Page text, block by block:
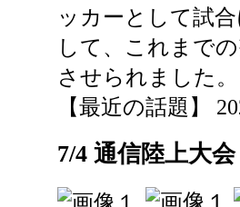
ッカーとして試
して、これまで
させられました。
【最近の話題】
7/4 通信陸上大